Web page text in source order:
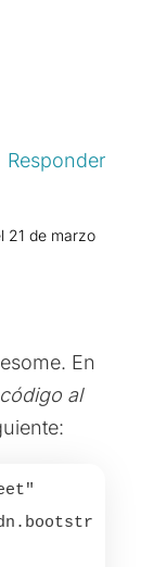
Responder
21 de marzo
En
al